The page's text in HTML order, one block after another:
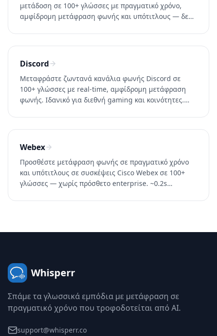
μετάδοση σε 100+ γλώσσες με πραγματικό χρόνο,
αμφίδρομη μετάφραση φωνής και υπότιτλους — δεν
Discord
Μεταφράστε ζωντανά κανάλια φωνής Discord σε
100+ γλώσσες με real-time, αμφίδρομη μετάφραση
φωνής. Ιδανικό για διεθνή gaming και κοινότητες.
Webex
Προσθέστε μετάφραση φωνής σε πραγματικό χρόνο
και υπότιτλους σε συσκέψεις Cisco Webex σε 100+
γλώσσες — χωρίς πρόσθετο enterprise. ~0.2s
Whisperr
Σπάμε τα γλωσσικά εμπόδια με μετάφραση σε
πραγματικό χρόνο που τροφοδοτείται από AI.
support@whisperr.co